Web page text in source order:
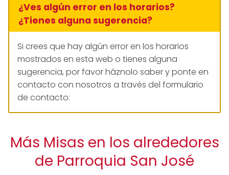
¿Ves algún error en los horarios?
¿Tienes alguna sugerencia?
Si crees que hay algún error en los horarios
mostrados en esta web o tienes alguna
sugerencia, por favor háznolo saber y ponte en
contacto con nosotros a través del formulario
de contacto:
Más Misas en los alrededores
de Parroquia San José